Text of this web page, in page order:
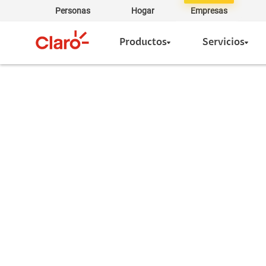
Personas Hogar Empresas
Productos Servicios